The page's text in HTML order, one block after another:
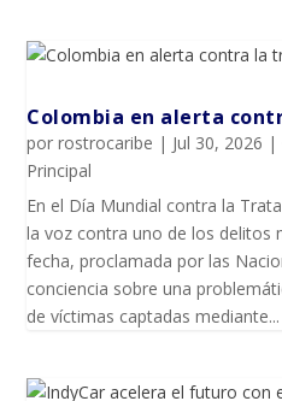
Colombia en alerta
porrostrocaribe | Jul 30, 2026 |
Principal
En el Día Mundial contra la
la voz contra uno de los delitos
fecha, proclamada por las
conciencia sobre una
de víctimas captadas mediante...